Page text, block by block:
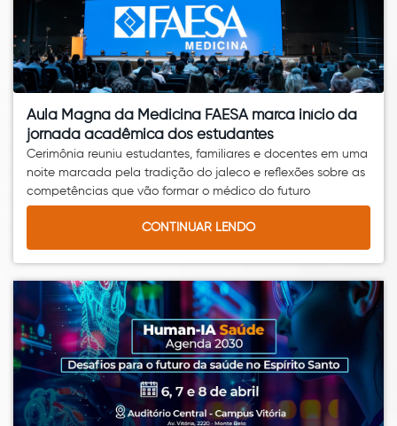
Aula Magna da Medicina FAESA marca início da
jornada acadêmica dos estudantes
Cerimônia reuniu estudantes, familiares e docentes em uma
noite marcada pela tradição do jaleco e reflexões sobre as
competências que vão formar o médico do futuro
CONTINUAR LENDO